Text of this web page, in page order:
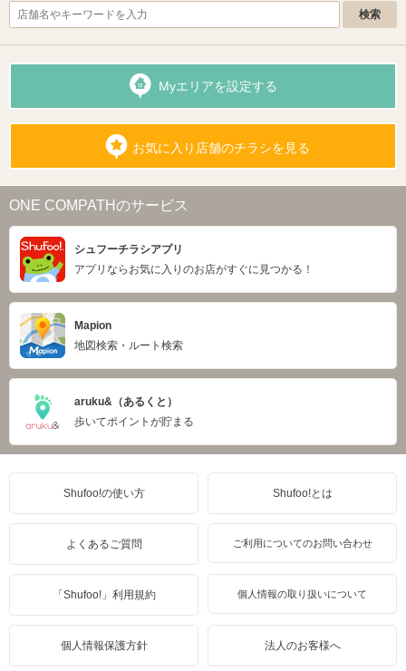
Myエリアを設定する
お気に入り店舗のチラシを見る
ONE COMPATHのサービス
シュフーチラシアプリ
アプリならお気に入りのお店がすぐに見つかる！
Mapion
地図検索・ルート検索
aruku&（あるくと）
歩いてポイントが貯まる
Shufoo!の使い方 Shufoo!とは
よくあるご質問 ご利用についてのお問い合わせ
「Shufoo!」利用規約 個人情報の取り扱いについて
個人情報保護方針 法人のお客様へ